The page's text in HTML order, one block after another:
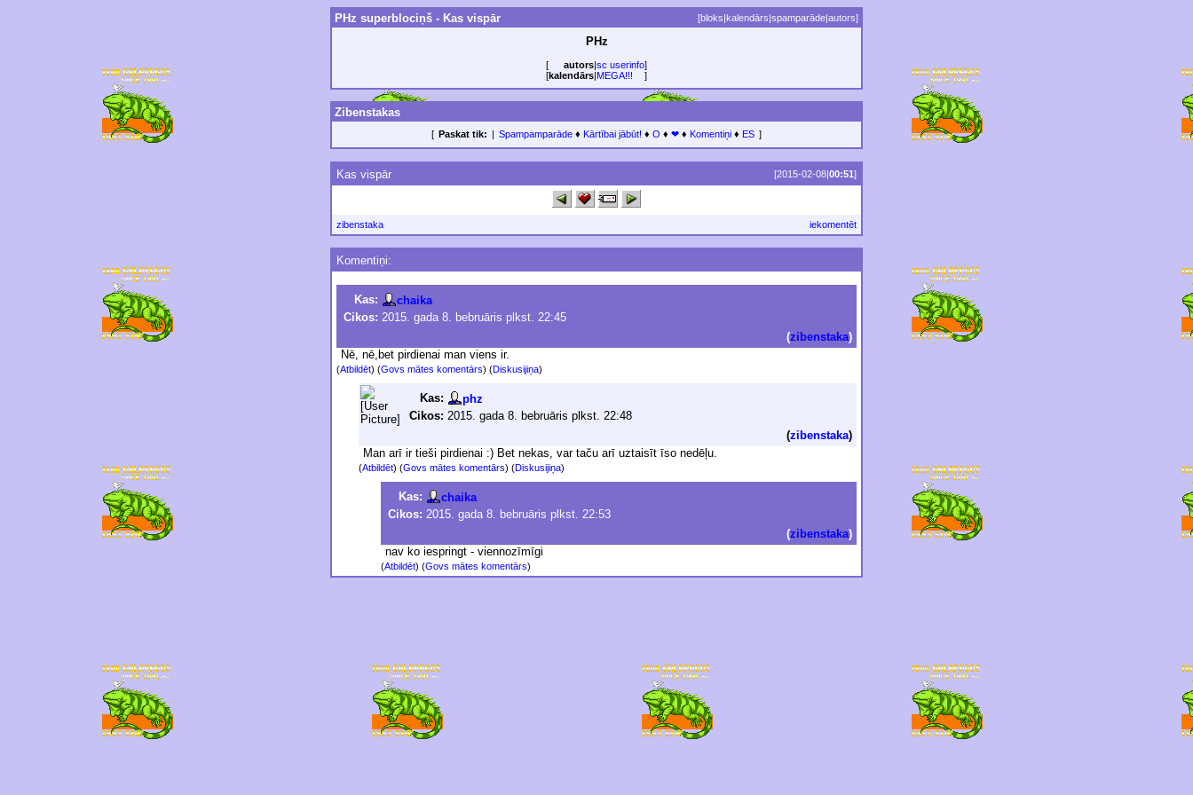
PHz superblociņš - Kas vispār [bloks|kalendārs|spamparāde|autors]
PHz
[ autors sc userinfo]
[kalendārs MEGA!!! ]
Zibenstakas
[ Paskat tik: Spampamparāde ♦ Kārtībai jābūt! ♦ O ♦ ❤ ♦ Komentiņi ♦ ES ]
Kas vispār [2015-02-08|00:51]
zibenstaka iekomentēt
Komentiņi:
Kas:
chaika
Cikos: 2015. gada 8. bebruāris plkst. 22:45
(zibenstaka)
Nē, nē,bet pirdienai man viens ir.
(Atbildēt) (Govs mātes komentārs) (Diskusijiņa)
Kas:
phz
Cikos: 2015. gada 8. bebruāris plkst. 22:48
(zibenstaka)
Man arī ir tieši pirdienai :) Bet nekas, var taču arī uztaisīt īso nedēļu.
(Atbildēt) (Govs mātes komentārs) (Diskusijiņa)
Kas:
chaika
Cikos: 2015. gada 8. bebruāris plkst. 22:53
(zibenstaka)
nav ko iespringt - viennozīmīgi
(Atbildēt) (Govs mātes komentārs)